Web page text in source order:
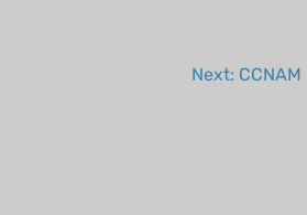
Next: CCNAM